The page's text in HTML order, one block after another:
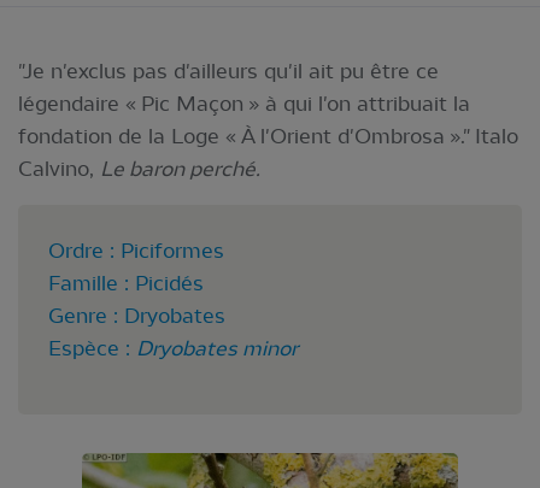
"Je n'exclus pas d'ailleurs qu'il ait pu être ce
légendaire « Pic Maçon » à qui l'on attribuait la
fondation de la Loge « À l'Orient d'Ombrosa »." Italo
Calvino, Le baron perché.
Ordre : Piciformes
Famille : Picidés
Genre : Dryobates
Espèce : Dryobates minor